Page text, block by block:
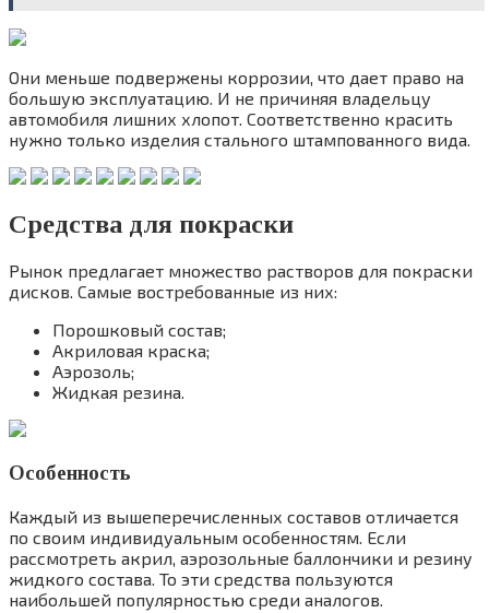
Они меньше подвержены коррозии, что дает право на
большую эксплуатацию. И не причиняя владельцу
автомобиля лишних хлопот. Соответственно красить
нужно только изделия стального штампованного вида.
Средства для покраски
Рынок предлагает множество растворов для покраски
дисков. Самые востребованные из них:
Порошковый состав;
Акриловая краска;
Аэрозоль;
Жидкая резина.
Особенность
Каждый из вышеперечисленных составов отличается
по своим индивидуальным особенностям. Если
рассмотреть акрил, аэрозольные баллончики и резину
жидкого состава. То эти средства пользуются
наибольшей популярностью среди аналогов.